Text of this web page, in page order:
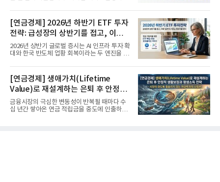
[연금경제] 2026년 하반기 ETF 투자
전략: 급성장의 상반기를 접고, 이제
'실적'이 가르는 하반기를 맞다
2026년 상반기 글로벌 증시는 AI 인프라 투자 확
대와 한국 반도체 업황 회복이라는 두 엔진을 달
[연금경제] 생애가치(Lifetime
Value)로 재설계하는 은퇴 후 안정적
생활보장과 평생소득 전략
금융시장의 극심한 변동성이 반복될 때마다 수
십 년간 쌓아온 연금 적립금을 중도에 인출하거